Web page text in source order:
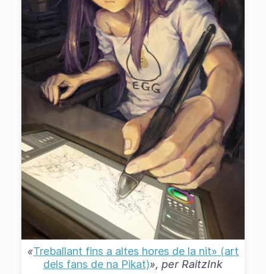
«Treballant fins a altes hores de la nit» (art
dels fans de na Pikat)», per RaitzInk